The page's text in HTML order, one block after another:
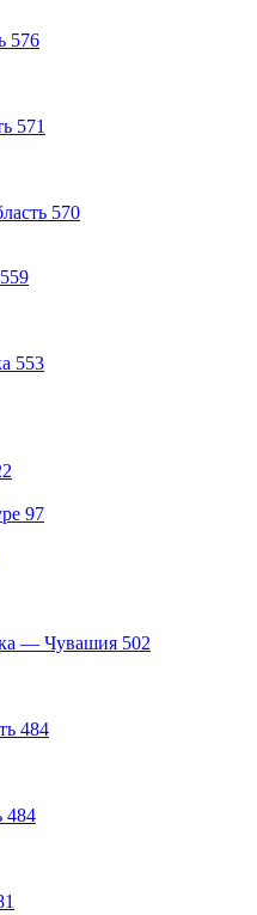
576
571
570
559
553
97
— Чувашия 502
484
484